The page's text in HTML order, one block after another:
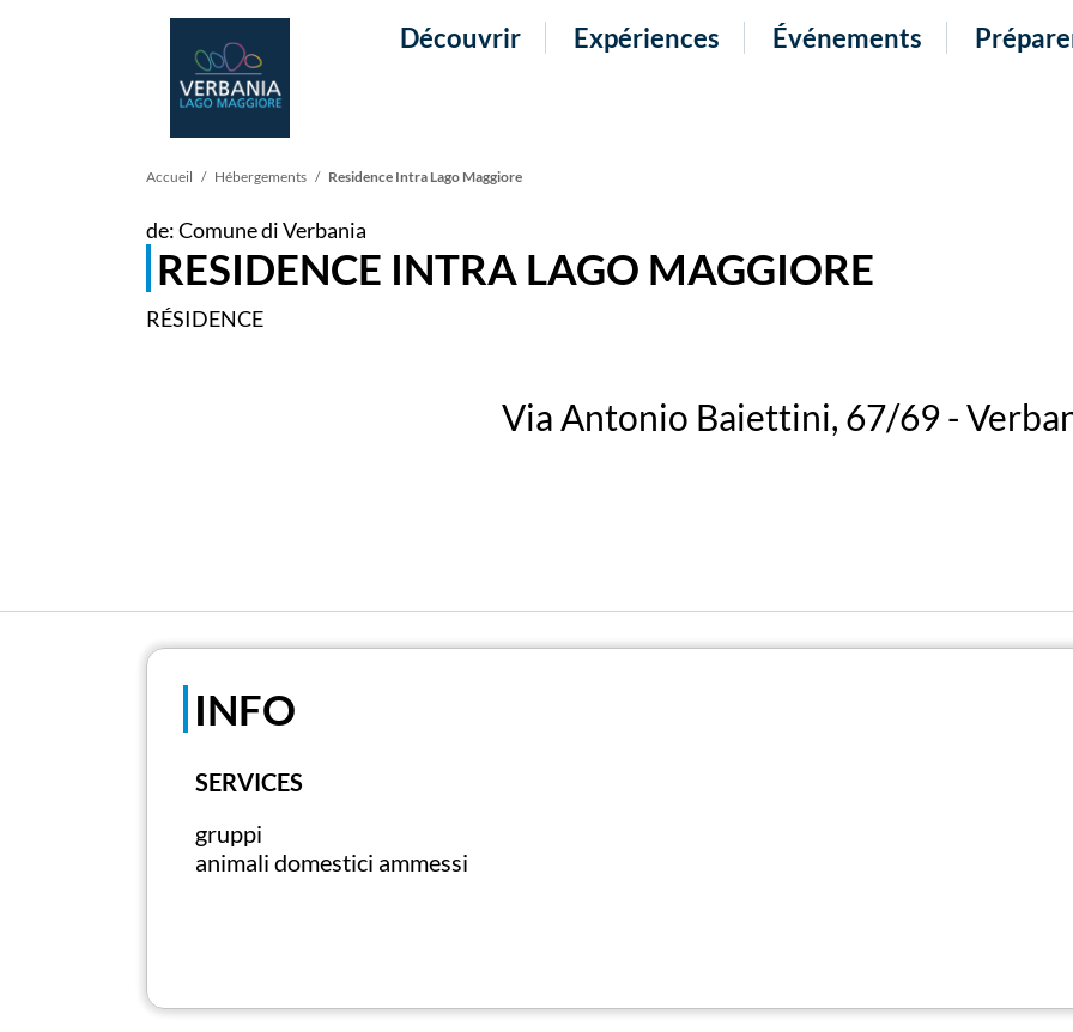
Découvrir Expériences Événements
Fil
d'Ariane
Accueil Hébergements Residence Intra Lago Maggiore
de: Comune di Verbania
RESIDENCE INTRA LAGO MAGGIORE
RÉSIDENCE
Via Antonio Baiettini, 67/69 -
INFO
SERVICES
gruppi
animali domestici ammessi